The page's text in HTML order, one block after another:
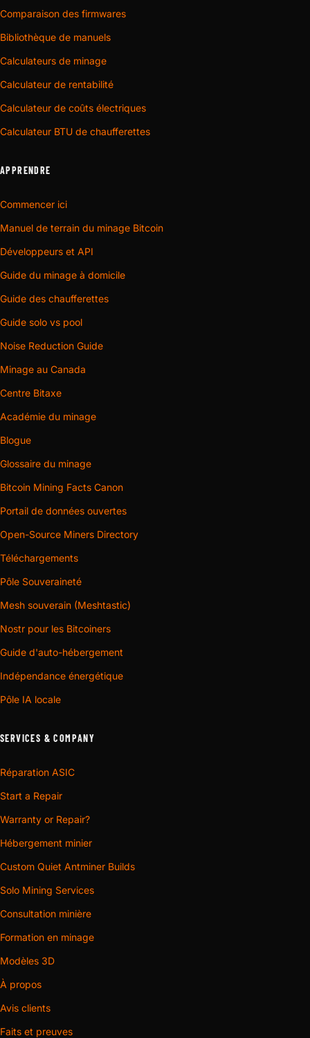
Comparaison des firmwares
Bibliothèque de manuels
Calculateurs de minage
Calculateur de rentabilité
Calculateur de coûts électriques
Calculateur BTU de chaufferettes
APPRENDRE
Commencer ici
Manuel de terrain du minage Bitcoin
Développeurs et API
Guide du minage à domicile
Guide des chaufferettes
Guide solo vs pool
Noise Reduction Guide
Minage au Canada
Centre Bitaxe
Académie du minage
Blogue
Glossaire du minage
Bitcoin Mining Facts Canon
Portail de données ouvertes
Open-Source Miners Directory
Téléchargements
Pôle Souveraineté
Mesh souverain (Meshtastic)
Nostr pour les Bitcoiners
Guide d'auto-hébergement
Indépendance énergétique
Pôle IA locale
SERVICES & COMPANY
Réparation ASIC
Start a Repair
Warranty or Repair?
Hébergement minier
Custom Quiet Antminer Builds
Solo Mining Services
Consultation minière
Formation en minage
Modèles 3D
À propos
Avis clients
Faits et preuves